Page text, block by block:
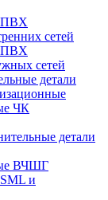
сетей
сетей
детали
ЧК
детали
ВЧШГ
и